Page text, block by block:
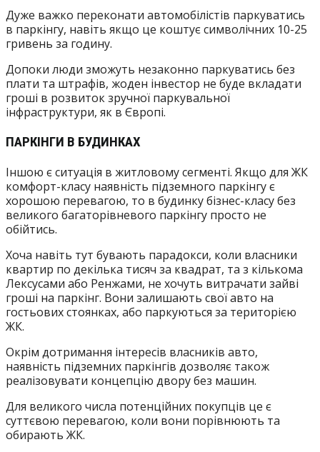
Дуже важко переконати автомобілістів паркуватись
в паркінгу, навіть якщо це коштує символічних 10-25
гривень за годину.
Допоки люди зможуть незаконно паркуватись без
плати та штрафів, жоден інвестор не буде вкладати
гроші в розвиток зручної паркувальної
інфраструктури, як в Європі.
ПАРКІНГИ В БУДИНКАХ
Іншою є ситуація в житловому сегменті. Якщо для ЖК
комфорт-класу наявність підземного паркінгу є
хорошою перевагою, то в будинку бізнес-класу без
великого багаторівневого паркінгу просто не
обійтись.
Хоча навіть тут бувають парадокси, коли власники
квартир по декілька тисяч за квадрат, та з кількома
Лексусами або Ренжами, не хочуть витрачати зайві
гроші на паркінг. Вони залишають свої авто на
гостьових стоянках, або паркуються за територією
ЖК.
Окрім дотримання інтересів власників авто,
наявність підземних паркінгів дозволяє також
реалізовувати концепцію двору без машин.
Для великого числа потенційних покупців це є
суттєвою перевагою, коли вони порівнюють та
обирають ЖК.